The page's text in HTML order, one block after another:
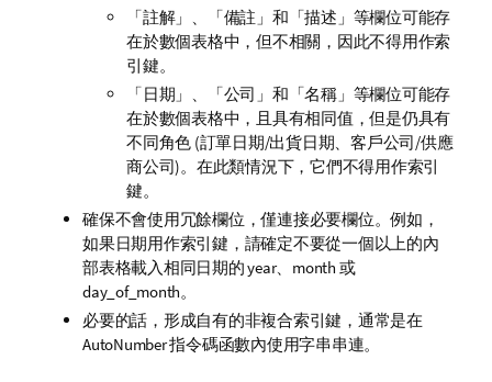
「註解」、「備註」和「描述」等欄位可能存
在於數個表格中，但不相關，因此不得用作索
引鍵。
「日期」、「公司」和「名稱」等欄位可能存
在於數個表格中，且具有相同值，但是仍具有
不同角色 (訂單日期/出貨日期、客戶公司/供應
商公司)。在此類情況下，它們不得用作索引
鍵。
確保不會使用冗餘欄位，僅連接必要欄位。例如，
如果日期用作索引鍵，請確定不要從一個以上的內
部表格載入相同日期的 year、month 或
day_of_month。
必要的話，形成自有的非複合索引鍵，通常是在
AutoNumber 指令碼函數內使用字串串連。